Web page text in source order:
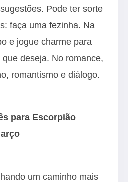
Pode ter sorte
faça uma fezinha. Na
e jogue charme para
deseja. No romance,
romantismo e diálogo.
para Escorpião
um caminho mais